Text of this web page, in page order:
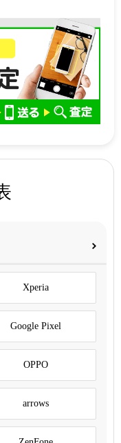
Xperia
Google Pixel
OPPO
arrows